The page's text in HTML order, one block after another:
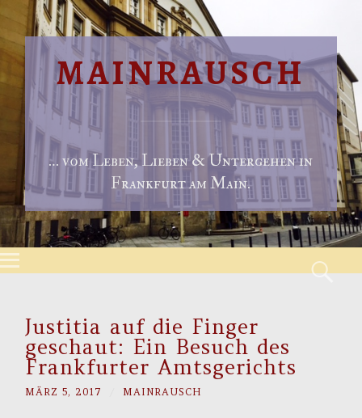
MAINRAUSCH
… vom Leben, Lieben & Untergehen in
Frankfurt am Main.
Menu
Justitia auf die Finger
geschaut: Ein Besuch des
Frankfurter Amtsgerichts
MÄRZ 5, 2017 MAINRAUSCH